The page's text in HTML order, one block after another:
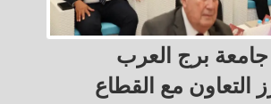
جامعة برج العرب
التعاون مع القطاع